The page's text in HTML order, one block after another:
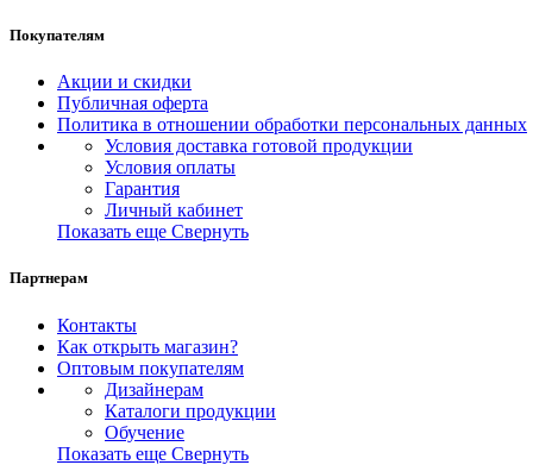
Покупателям
Акции и скидки
Публичная оферта
Политика в отношении обработки персональных данных
Условия доставка готовой продукции
Условия оплаты
Гарантия
Личный кабинет
Показать еще Свернуть
Партнерам
Контакты
Как открыть магазин?
Оптовым покупателям
Дизайнерам
Каталоги продукции
Обучение
Показать еще Свернуть